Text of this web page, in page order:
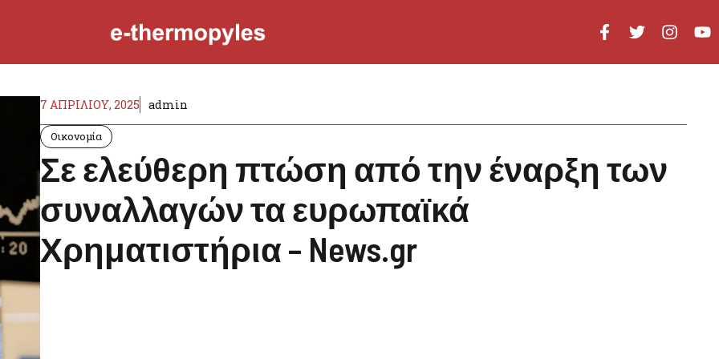
7 ΑΠΡΙΛΊΟΥ, 2025 admin
Οικονομία
Σε ελεύθερη πτώση από την έναρξη των
συναλλαγών τα ευρωπαϊκά
Χρηματιστήρια – News.gr